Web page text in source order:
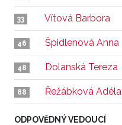
33 Vítová Barbora
46 Špidlenová Anna
48 Dolanská Tereza
88 Řežábková Adéla
ODPOVĚDNÝ VEDOUCÍ